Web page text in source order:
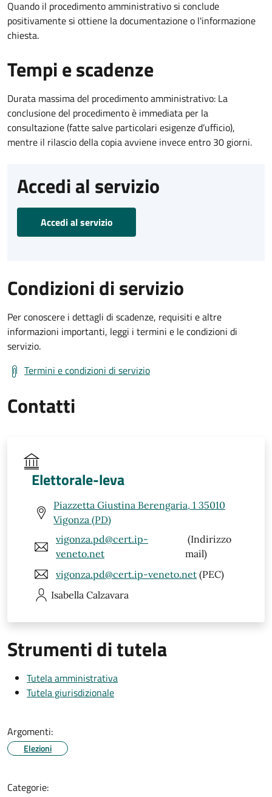
Quando il procedimento amministrativo si conclude
positivamente si ottiene la documentazione o l'informazione
chiesta.
Tempi e scadenze
Durata massima del procedimento amministrativo: La
conclusione del procedimento è immediata per la
consultazione (fatte salve particolari esigenze d’ufficio),
mentre il rilascio della copia avviene invece entro 30 giorni.
Accedi al servizio
Accedi al servizio
Condizioni di servizio
Per conoscere i dettagli di scadenze, requisiti e altre
informazioni importanti, leggi i termini e le condizioni di
servizio.
Termini e condizioni di servizio
Contatti
Elettorale-leva
Piazzetta Giustina Berengaria, 1 35010
Vigonza (PD)
vigonza.pd@cert.ip-
veneto.net
(Indirizzo
mail)
vigonza.pd@cert.ip-veneto.net (PEC)
Isabella Calzavara
Strumenti di tutela
Tutela amministrativa
Tutela giurisdizionale
Argomenti:
Elezioni
Categorie: